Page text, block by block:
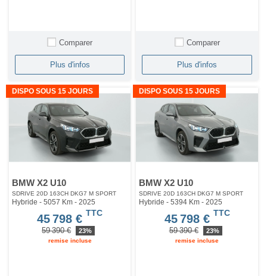
Comparer
Plus d'infos
Comparer
Plus d'infos
DISPO SOUS 15 JOURS
BMW X2 U10
SDRIVE 20D 163CH DKG7 M SPORT
Hybride - 5057 Km - 2025
45 798 € TTC
59 390 € 23%
remise incluse
DISPO SOUS 15 JOURS
BMW X2 U10
SDRIVE 20D 163CH DKG7 M SPORT
Hybride - 5394 Km- 2025
45 798 € TTC
59 390 € 23%
remise incluse